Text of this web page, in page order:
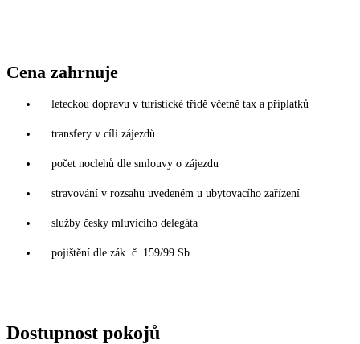
Cena zahrnuje
leteckou dopravu v turistické třídě včetně tax a příplatků
transfery v cíli zájezdů
počet noclehů dle smlouvy o zájezdu
stravování v rozsahu uvedeném u ubytovacího zařízení
služby česky mluvícího delegáta
pojištění dle zák. č. 159/99 Sb.
Dostupnost pokojů